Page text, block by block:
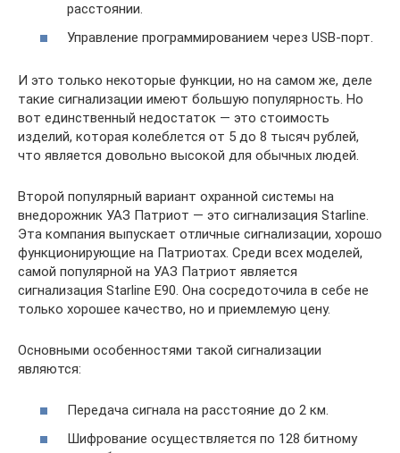
расстоянии.
Управление программированием через USB-порт.
И это только некоторые функции, но на самом же, деле
такие сигнализации имеют большую популярность. Но
вот единственный недостаток — это стоимость
изделий, которая колеблется от 5 до 8 тысяч рублей,
что является довольно высокой для обычных людей.
Второй популярный вариант охранной системы на
внедорожник УАЗ Патриот — это сигнализация Starline.
Эта компания выпускает отличные сигнализации, хорошо
функционирующие на Патриотах. Среди всех моделей,
самой популярной на УАЗ Патриот является
сигнализация Starline E90. Она сосредоточила в себе не
только хорошее качество, но и приемлемую цену.
Основными особенностями такой сигнализации
являются:
Передача сигнала на расстояние до 2 км.
Шифрование осуществляется по 128 битному